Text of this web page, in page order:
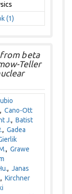
(1)
beta
Teller
,Cano-Ott
J.,Batist
,Gadea
,Grawe
,Janas
,Kirchner